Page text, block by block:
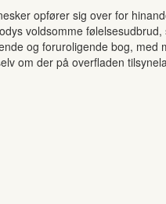
opfører sig over for
voldsomme
og foruroligende bog,
om der på overfladen